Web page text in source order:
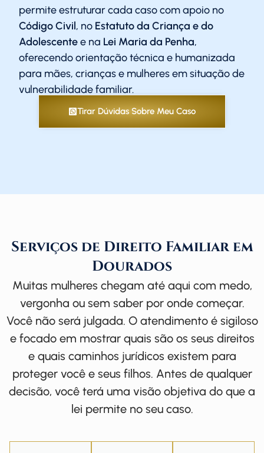
permite estruturar cada caso com apoio no
Código Civil, no Estatuto da Criança e do
Adolescentee na Lei Maria da Penha,
oferecendo orientação técnica e humanizada
para mães, crianças e mulheres em situação de
vulnerabilidade familiar.
Tirar Dúvidas Sobre Meu Caso
Serviços de Direito Familiar em
Dourados
Muitas mulheres chegam até aqui com medo,
vergonha ou sem saber por onde começar.
Você não será julgada. O atendimento é sigiloso
e focado em mostrar quais são os seus direitos
e quais caminhos jurídicos existem para
proteger você e seus filhos. Antes de qualquer
decisão, você terá uma visão objetiva do que a
lei permite no seu caso.